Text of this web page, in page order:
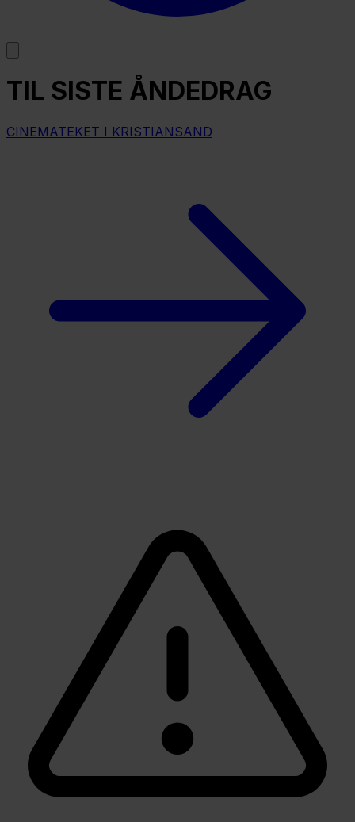
TIL SISTE ÅNDEDRAG
CINEMATEKET I KRISTIANSAND